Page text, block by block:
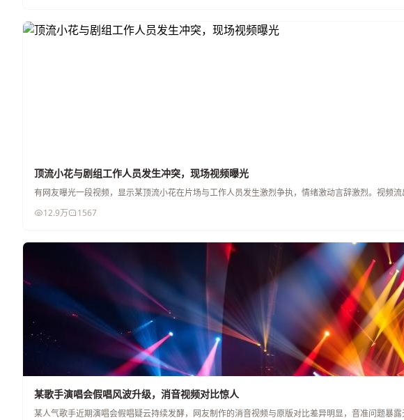
顶流小花与剧组工作人员发生冲突，现场视频曝光
有网友曝光一段视频，显示某顶流小花在片场与工作人员发生激烈争执，情绪激动言辞激烈。视频流
12.9万
1567
某歌手演唱会假唱风波升级，消音视频对比惊人
某人气歌手近期演唱会假唱疑云持续发酵，网友制作的消音视频与原版对比差异明显，音准问题暴露